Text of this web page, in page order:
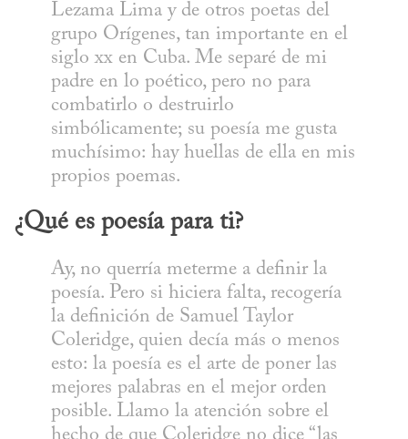
Lezama Lima y de otros poetas del
grupo Orígenes, tan importante en el
siglo xx en Cuba. Me separé de mi
padre en lo poético, pero no para
combatirlo o destruirlo
simbólicamente; su poesía me gusta
muchísimo: hay huellas de ella en mis
propios poemas.
¿Qué es poesía para ti?
Ay, no querría meterme a definir la
poesía. Pero si hiciera falta, recogería
la definición de Samuel Taylor
Coleridge, quien decía más o menos
esto: la poesía es el arte de poner las
mejores palabras en el mejor orden
posible. Llamo la atención sobre el